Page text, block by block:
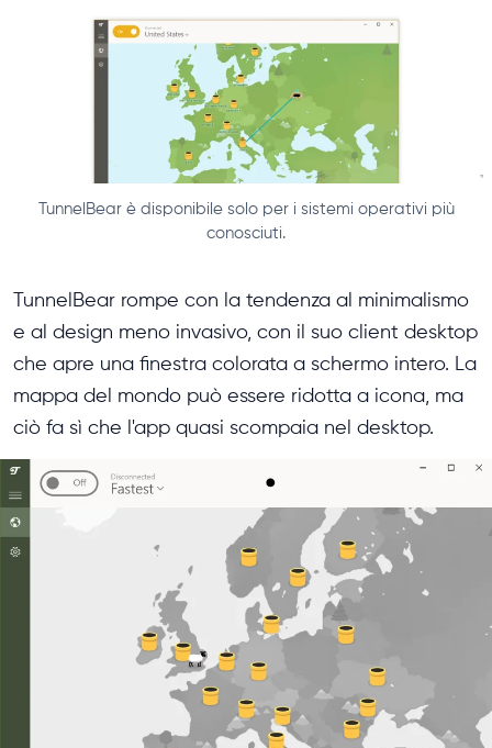
TunnelBear è disponibile solo per i sistemi operativi più
conosciuti.
TunnelBear rompe con la tendenza al minimalismo
e al design meno invasivo, con il suo client desktop
che apre una finestra colorata a schermo intero. La
mappa del mondo può essere ridotta a icona, ma
ciò fa sì che l'app quasi scompaia nel desktop.